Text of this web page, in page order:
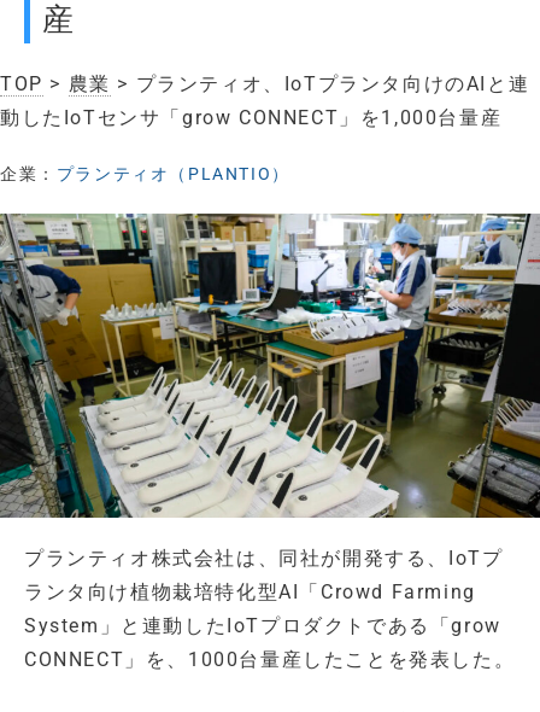
産
TOP > 農業 > プランティオ、IoTプランタ向けのAIと連
動したIoTセンサ「grow CONNECT」を1,000台量産
企業： プランティオ（PLANTIO）
プランティオ株式会社は、同社が開発する、IoTプ
ランタ向け植物栽培特化型AI「Crowd Farming
System」と連動したIoTプロダクトである「grow
CONNECT」を、1000台量産したことを発表した。